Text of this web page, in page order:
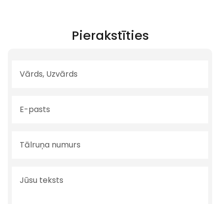
Pierakstīties